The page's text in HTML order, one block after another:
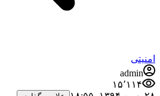
امنیتی
admin
۱۵٬۱۱۴